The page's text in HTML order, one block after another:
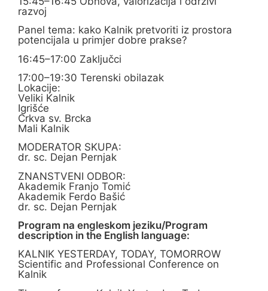
razvoj
Panel tema: kako Kalnik pretvoriti iz prostora
potencijala u primjer dobre prakse?
16:45–17:00 Zaključci
17:00–19:30 Terenski obilazak
Lokacije:
Veliki Kalnik
Igrišće
Crkva sv. Brcka
Mali Kalnik
MODERATOR SKUPA:
dr. sc. Dejan Pernjak
ZNANSTVENI ODBOR:
Akademik Franjo Tomić
Akademik Ferdo Bašić
dr. sc. Dejan Pernjak
Program na engleskom jeziku/Program
description in the English language:
KALNIK YESTERDAY, TODAY, TOMORROW
Scientific and Professional Conference on
Kalnik